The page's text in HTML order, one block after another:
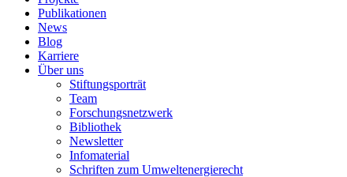
Publikationen
News
Blog
Karriere
Über uns
Stiftungsporträt
Team
Forschungsnetzwerk
Bibliothek
Newsletter
Infomaterial
Schriften zum Umweltenergierecht